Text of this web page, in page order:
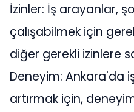
İzinler: İş arayanlar,
çalışabilmek için
diğer gerekli izinlere
Deneyim: Ankara'da
artırmak için,